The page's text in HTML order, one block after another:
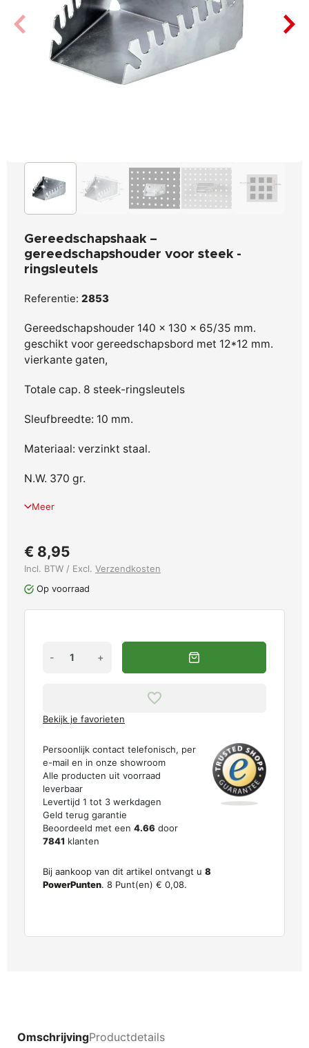
Gereedschapshaak –
gereedschapshouder voor steek -
ringsleutels
Referentie: 2853
Gereedschapshouder 140 x 130 x 65/35 mm.
geschikt voor gereedschapsbord met 12*12 mm.
vierkante gaten,
Totale cap. 8 steek-ringsleutels
Sleufbreedte: 10 mm.
Materiaal: verzinkt staal.
N.W. 370 gr.
Meer
€ 8,95
Incl. BTW / Excl. Verzendkosten
Op voorraad
- +
Bekijk je favorieten
Persoonlijk contact telefonisch, per
e-mail en in onze showroom
Alle producten uit voorraad
leverbaar
Levertijd 1 tot 3 werkdagen
Geld terug garantie
Beoordeeld met een 4.66 door
7841 klanten
Bij aankoop van dit artikel ontvangt u 8
PowerPunten. 8 Punt(en) € 0,08.
OmschrijvingProductdetails